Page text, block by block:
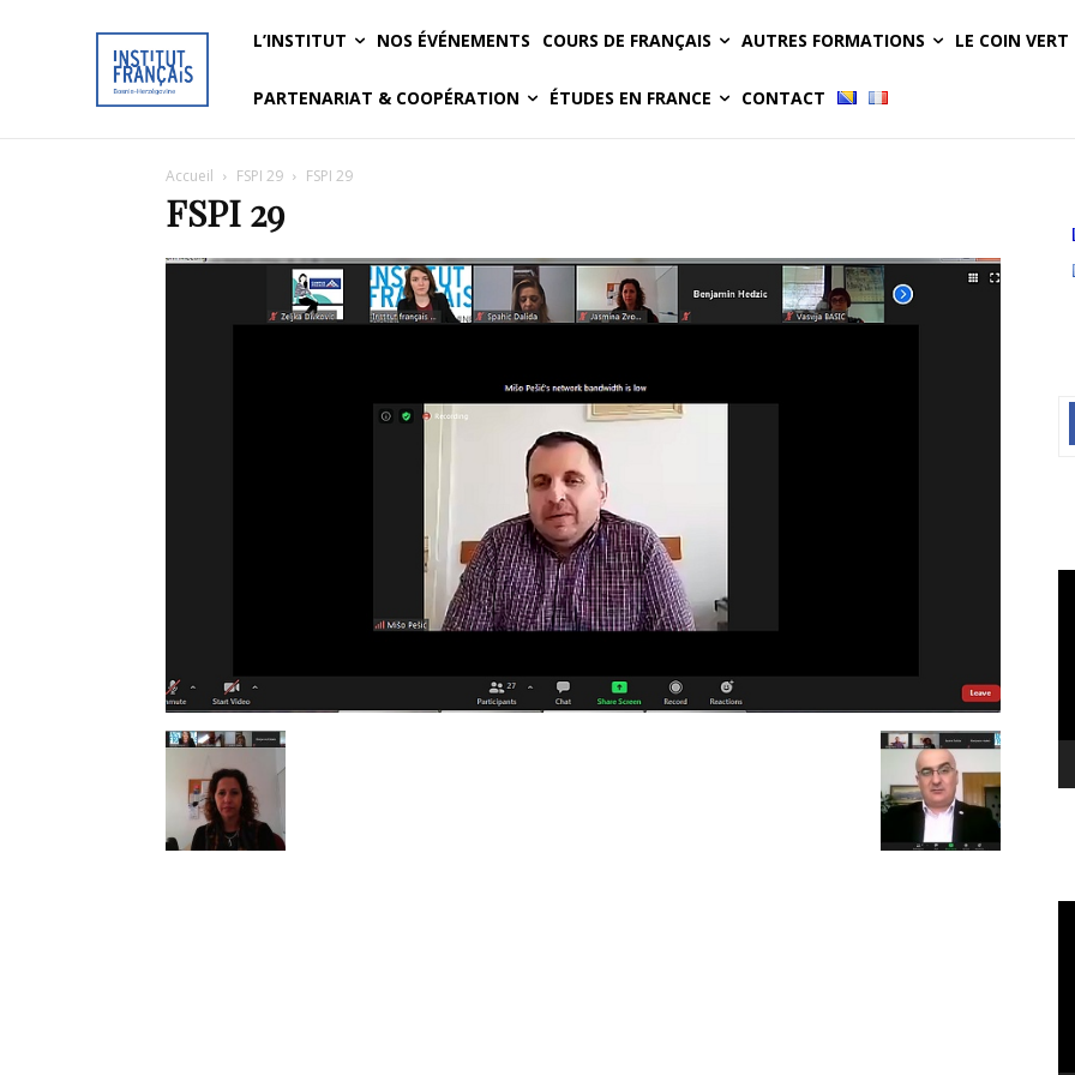
L’INSTITUT NOS ÉVÉNEMENTS COURS DE FRANÇAIS AUTRES FORMATIONS LE COIN VERT
PARTENARIAT & COOPÉRATION ÉTUDES EN FRANCE CONTACT
Accueil FSPI 29 FSPI 29
FSPI 29